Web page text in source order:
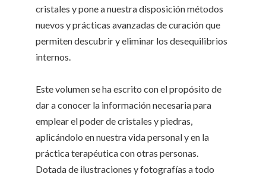
cristales y pone a nuestra disposición métodos
nuevos y prácticas avanzadas de curación que
permiten descubrir y eliminar los desequilibrios
internos.
Este volumen se ha escrito con el propósito de
dar a conocer la información necesaria para
emplear el poder de cristales y piedras,
aplicándolo en nuestra vida personal y en la
práctica terapéutica con otras personas.
Dotada de ilustraciones y fotografías a todo